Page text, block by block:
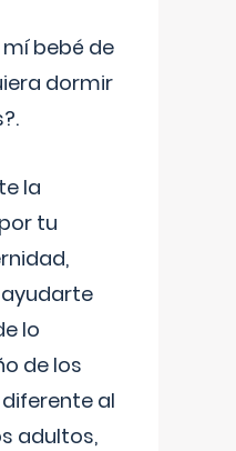
bebé de
dormir
la
tu
lo
de los
al
adultos,